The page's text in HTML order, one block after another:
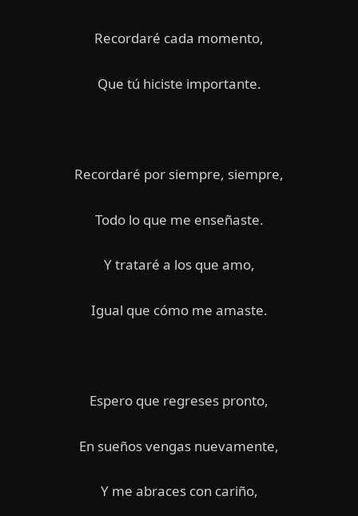
Recordaré cada momento,
Que tú hiciste importante.
Recordaré por siempre, siempre,
Todo lo que me enseñaste.
Y trataré a los que amo,
Igual que cómo me amaste.
Espero que regreses pronto,
En sueños vengas nuevamente,
Y me abraces con cariño,